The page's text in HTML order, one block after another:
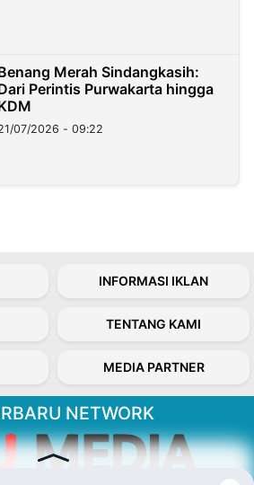
Merah Sindangkasih:
Perintis Purwakarta hingga
07/2026 - 09:22
INFORMASI IKLAN
TENTANG KAMI
MEDIA PARTNER
NETWORK